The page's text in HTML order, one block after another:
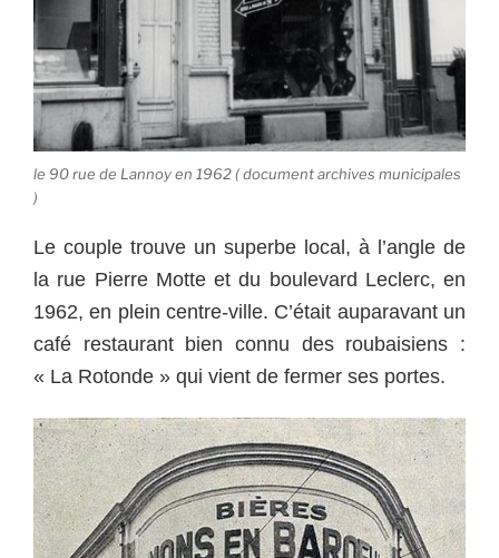
le 90 rue de Lannoy en 1962 ( document archives municipales
)
Le couple trouve un superbe local, à l’angle de
la rue Pierre Motte et du boulevard Leclerc, en
1962, en plein centre-ville. C’était auparavant un
café restaurant bien connu des roubaisiens :
« La Rotonde » qui vient de fermer ses portes.